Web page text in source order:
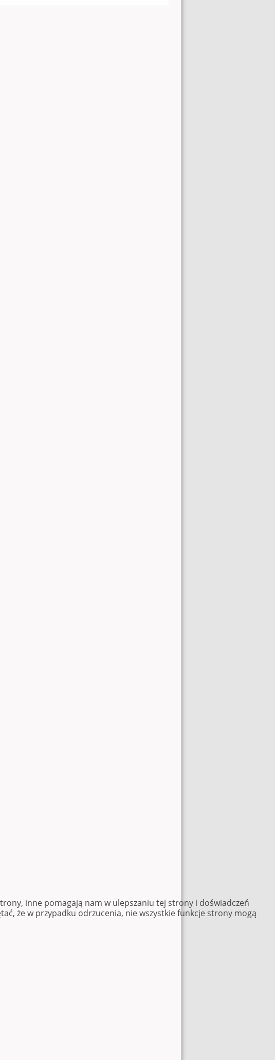
inne pomagają nam w ulepszaniu tej strony i doświadczeń
że w przypadku odrzucenia, nie wszystkie funkcje strony mogą